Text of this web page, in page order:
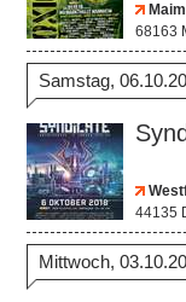
68163
Samstag,
44135
Mittwoch,